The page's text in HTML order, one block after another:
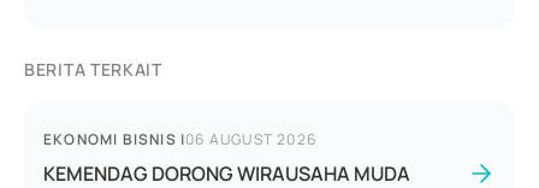
BERITA TERKAIT
EKONOMI BISNIS |06 AUGUST 2026
KEMENDAG DORONG WIRAUSAHA MUDA